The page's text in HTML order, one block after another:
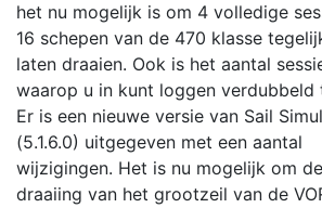
het nu mogelijk is om 4 volledige
16 schepen van de 470 klasse
laten draaien. Ook is het aantal
waarop u in kunt loggen verdubbeld
Er is een nieuwe versie van Sail
(5.1.6.0) uitgegeven met een aantal
wijzigingen. Het is nu mogelijk om de
draaiing van het grootzeil van de